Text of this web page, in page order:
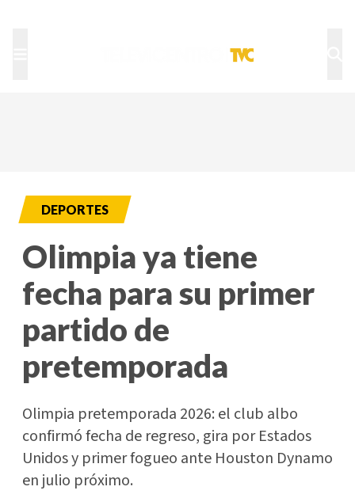
DEPORTES
Olimpia ya tiene
fecha para su primer
partido de
pretemporada
Olimpia pretemporada 2026: el club albo
confirmó fecha de regreso, gira por Estados
Unidos y primer fogueo ante Houston Dynamo
en julio próximo.